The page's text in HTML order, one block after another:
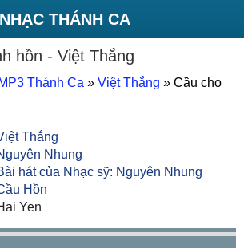
NHẠC THÁNH CA
hồn - Việt Thắng
MP3 Thánh Ca » Việt Thắng » Cầu cho
Thắng
Nhung
hát của Nhạc sỹ: Nguyên Nhung
Hồn
Yen